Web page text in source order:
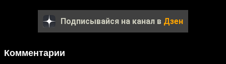
Подписывайся на канал в Дзен
Комментарии